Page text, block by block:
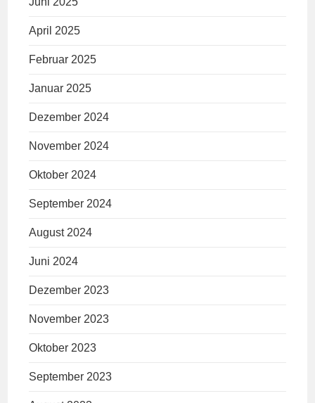
April 2025
Februar 2025
Januar 2025
Dezember 2024
November 2024
Oktober 2024
September 2024
August 2024
Juni 2024
Dezember 2023
November 2023
Oktober 2023
September 2023